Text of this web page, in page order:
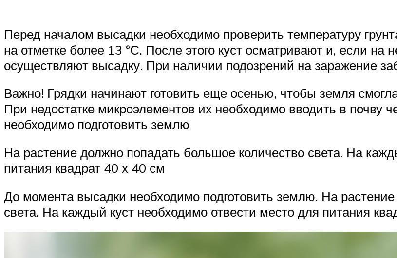
Перед началом высадки необходимо проверить температуру
на отметке более 13 °С. После этого куст осматривают и, если на
осуществляют высадку. При наличии подозрений на заражение
Важно! Грядки начинают готовить еще осенью, чтобы земля
При недостатке микроэлементов их необходимо вводить в почву
необходимо подготовить землю
На растение должно попадать большое количество света. На
питания квадрат 40 х 40 см
До момента высадки необходимо подготовить землю. На
света. На каждый куст необходимо отвести место для питания